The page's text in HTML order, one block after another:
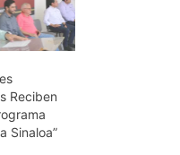
Reciben
Sinaloa”